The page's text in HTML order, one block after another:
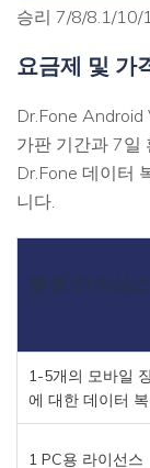
승리 7/8/8.1/10/
요금제 및 가
Dr.Fone
가판 기간과 7일
Dr.Fone 데이터
니다.
평생 라이선스
1-5개의 모바일
에 대한 데이터
1 PC용 라이선스